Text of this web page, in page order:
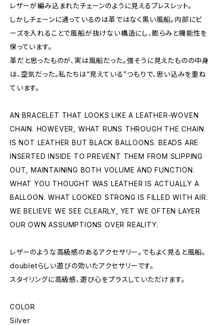
レザーが編み込まれたチェーンのように見えるブレスレット。
しかしチェーンに通っているのは革ではなく黒い風船。内部にビ
ーズを入れることで風船が抜けない構造にし、膨らみと機能性を
保っています。
革だと思ったものが、実は風船だった。強そうに見えたものの中身
は、空気だった。私たちは“見えている”つもりで、思い込みを重ね
ています。
AN BRACELET THAT LOOKS LIKE A LEATHER-WOVEN
CHAIN. HOWEVER, WHAT RUNS THROUGH THE CHAIN
IS NOT LEATHER BUT BLACK BALLOONS. BEADS ARE
INSERTED INSIDE TO PREVENT THEM FROM SLIPPING
OUT, MAINTAINING BOTH VOLUME AND FUNCTION.
WHAT YOU THOUGHT WAS LEATHER IS ACTUALLY A
BALLOON. WHAT LOOKED STRONG IS FILLED WITH AIR.
WE BELIEVE WE SEE CLEARLY, YET WE OFTEN LAYER
OUR OWN ASSUMPTIONS OVER REALITY.
レザーのような高級感のあるアクセサリー。でもよく見ると風船。
doubletらしい遊びの効いたアクセサリーです。
スタイリングに高級感、遊び心をプラスしていただけます。
COLOR
Silver